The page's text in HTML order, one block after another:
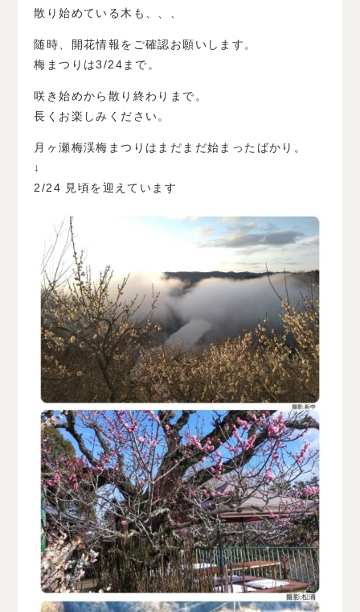
散り始めている木も、、、
随時、開花情報をご確認お願いします。
梅まつりは3/24まで。
咲き始めから散り終わりまで。
長くお楽しみください。
月ヶ瀬梅渓梅まつりはまだまだ始まったばかり。
↓
2/24 見頃を迎えています